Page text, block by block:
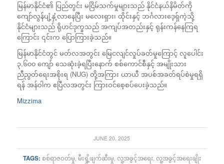
မြန်မာနိုင်ငံ၏ ပြည်တွင်း မငြိမ်သက်မှုများသည် နိုင်ငံနယ်နိမိတ်ကို
ကျော်လွန်ပျံ့နှံ့လာနေပြီး မလေးရှား၊ ထိုင်းနှင့် ဘင်္ဂလားဒေ့ရှ်ကဲ့သို့
နိုင်ငံများသည် ရိုဟင်ဒုက္ခသည် အကျပ်အတည်းနှင့် ရုန်းကန်နေကြရ
ကြောင်း ၎င်းက ပြောကြားခဲ့သည်။
မြန်မာနိုင်ငံတွင် မတ်လအတွင်း မြေငလျင်လှုပ်ခတ်မှုကြောင့် လူပေါင်း
၃,၆၀၀ ကျော် သေဆုံးခဲ့ရပြီးနောက် စစ်ကောင်စီနှင့် အမျိုးသား
ညီညွတ်ရေးအစိုးရ (NUG) တို့အကြား ယာယီ အပစ်အခတ်ရပ်စဲမှုရရှိ
ရန် အန်ဝါက ဧပြီလအတွင်း ကြားဝင်စေ့စပ်ပေးခဲ့သည်။
Mizzima
JUNE 20, 2025
TAGS: စစ်ရာဇဝတ်မှု,မီးရှို့ဖျက်ဆီးမှု,လူ့အခွင့်အရေး,လူ့အခွင့်အရေးချိုး